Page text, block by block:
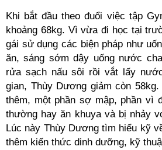
Khi bắt đầu theo đuổi việc tập
khoảng 68kg. Vì vừa đi học tại
gái sử dụng các biện pháp như
ăn, sáng sớm dậy uống nước
rửa sạch nấu sôi rồi vắt lấy
gian, Thùy Dương giảm còn
thêm, một phần sợ mập, phần vì
thường hay ăn khuya và bị nhảy
Lúc này Thùy Dương tìm hiểu kỹ
thêm kiến thức dinh dưỡng, kỹ